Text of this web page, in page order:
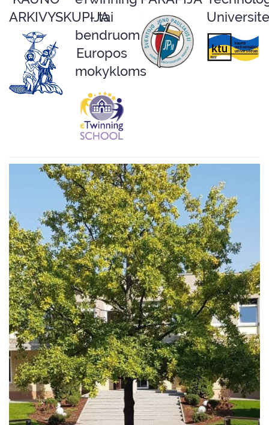
ARKIVYSKUPIJA
- tai
bendruomenė
Europos
mokykloms